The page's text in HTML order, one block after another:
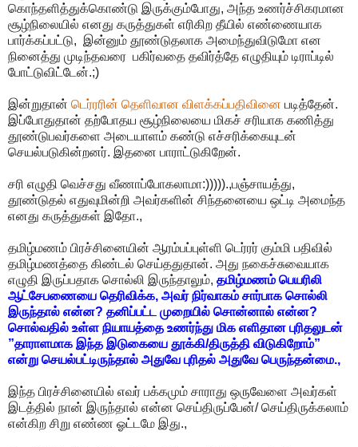
கொந்தளித்துக்கொண்டு இருக்கும்போது, அந்த உணர்ச்சிகரமான
சூழ்நிலையில் எனது கருத்துகள் எரிகிற தீயில் எண்ணையாக
பார்க்கப்பட்டு, இன்னும் தூண்டுதலாக அமைந்துவிடுமோ என
நினைத்து முடிந்தவரை பகிர்வதை தவிர்த்தே எழுதியும் டிராப்டில்
போட்டுவிட்டேன்.;)
இன்றுதான் டெர்ரரின் தெளிவான விளக்கப்பதிவினை படித்தேன்.
இப்போதுதான் தற்போதய சூழ்நிலையை மிகச் சரியாக கணித்து
தூண்டுபவர்களை அடையாளம் கண்டு எச்சரிக்கையுடன்
செயல்படுகின்றனர். இதனை பாராட்டுகிறேன்.
சரி எழுதி வெச்சது வீணாப்போகலாமா:))))).,பஞ்சாயத்து,
தூண்டுதல் எதுவுமின்றி அவர்களின் சிந்தனையை ஒட்டி அமைந்த
எனது கருத்துகள் இதோ.,
தமிழ்மணம் பிரச்சினையின் ஆரம்பப்புள்ளி டெர்ரர் கும்மி பதிவில்
தமிழ்மணத்தை கிண்டல் செய்ததுதான். அது நகைச்சுவையாக
எழுதி இருப்பதாக சொல்லி இருந்தாலும், தமிழ்மணம் பெயரிலி
ஆட்சேபணையை தெரிவிக்க, அவர் நிர்வாகம் சார்பாக சொல்லி
இருந்தால் என்ன? தனிப்பட்ட முறையில் சொன்னால் என்ன?
சொல்வதில் உள்ள நியாயத்தை உணர்ந்து மிக எளிதான புரிதலுடன்
”தாராளமாக இந்த இடுகையை தூக்கி/திருத்தி விடுகிறோம்”
என்று செயல்பட்டிருந்தால் அதுவே புரிதல் அதுவே பெருந்தன்மை.,
இந்த பிரச்சினையில் எவர் பக்கமும் சாராது ஒருவேளை அவர்கள்
இடத்தில் நான் இருந்தால் என்ன செய்திருப்பேன்/ செய்திருக்கலாம்
என்கிற சிறு எண்ண ஓட்டமே இது.,